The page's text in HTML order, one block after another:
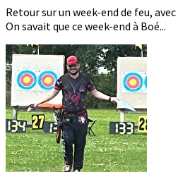
Retour sur un week-end de feu,
On savait que ce week-end à Boé...